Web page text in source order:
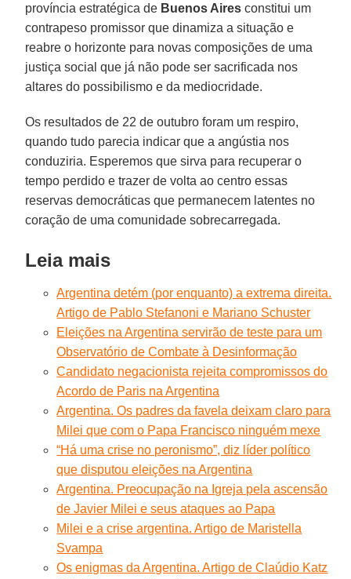
província estratégica de Buenos Aires constitui um
contrapeso promissor que dinamiza a situação e
reabre o horizonte para novas composições de uma
justiça social que já não pode ser sacrificada nos
altares do possibilismo e da mediocridade.
Os resultados de 22 de outubro foram um respiro,
quando tudo parecia indicar que a angústia nos
conduziria. Esperemos que sirva para recuperar o
tempo perdido e trazer de volta ao centro essas
reservas democráticas que permanecem latentes no
coração de uma comunidade sobrecarregada.
Leia mais
Argentina detém (por enquanto) a extrema direita.
Artigo de Pablo Stefanoni e Mariano Schuster
Eleições na Argentina servirão de teste para um
Observatório de Combate à Desinformação
Candidato negacionista rejeita compromissos do
Acordo de Paris na Argentina
Argentina. Os padres da favela deixam claro para
Milei que com o Papa Francisco ninguém mexe
“Há uma crise no peronismo”, diz líder político
que disputou eleições na Argentina
Argentina. Preocupação na Igreja pela ascensão
de Javier Milei e seus ataques ao Papa
Milei e a crise argentina. Artigo de Maristella
Svampa
Os enigmas da Argentina. Artigo de Claúdio Katz